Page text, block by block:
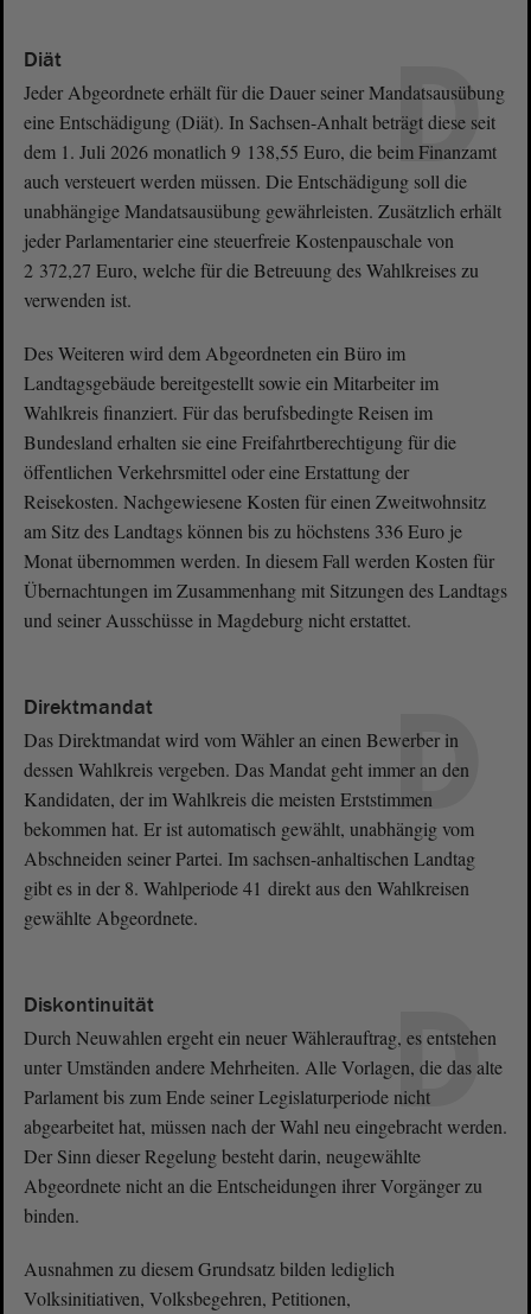
D
Diät
Jeder Abgeordnete erhält für die Dauer seiner Mandatsausübung
eine Entschädigung (Diät). In Sachsen-Anhalt beträgt diese seit
dem 1. Juli 2026 monatlich 9 138,55 Euro, die beim Finanzamt
auch versteuert werden müssen. Die Entschädigung soll die
unabhängige Mandatsausübung gewährleisten. Zusätzlich erhält
jeder Parlamentarier eine steuerfreie Kostenpauschale von
2 372,27 Euro, welche für die Betreuung des Wahlkreises zu
verwenden ist.
Des Weiteren wird dem Abgeordneten ein Büro im
Landtagsgebäude bereitgestellt sowie ein Mitarbeiter im
Wahlkreis finanziert. Für das berufsbedingte Reisen im
Bundesland erhalten sie eine Freifahrtberechtigung für die
öffentlichen Verkehrsmittel oder eine Erstattung der
Reisekosten. Nachgewiesene Kosten für einen Zweitwohnsitz
am Sitz des Landtags können bis zu höchstens 336 Euro je
Monat übernommen werden. In diesem Fall werden Kosten für
Übernachtungen im Zusammenhang mit Sitzungen des Landtags
und seiner Ausschüsse in Magdeburg nicht erstattet.
D
Direktmandat
Das Direktmandat wird vom Wähler an einen Bewerber in
dessen Wahlkreis vergeben. Das Mandat geht immer an den
Kandidaten, der im Wahlkreis die meisten Erststimmen
bekommen hat. Er ist automatisch gewählt, unabhängig vom
Abschneiden seiner Partei. Im sachsen-anhaltischen Landtag
gibt es in der 8. Wahlperiode 41 direkt aus den Wahlkreisen
gewählte Abgeordnete.
D
Diskontinuität
Durch Neuwahlen ergeht ein neuer Wählerauftrag, es entstehen
unter Umständen andere Mehrheiten. Alle Vorlagen, die das alte
Parlament bis zum Ende seiner Legislaturperiode nicht
abgearbeitet hat, müssen nach der Wahl neu eingebracht werden.
Der Sinn dieser Regelung besteht darin, neugewählte
Abgeordnete nicht an die Entscheidungen ihrer Vorgänger zu
binden.
Ausnahmen zu diesem Grundsatz bilden lediglich
Volksinitiativen, Volksbegehren, Petitionen,